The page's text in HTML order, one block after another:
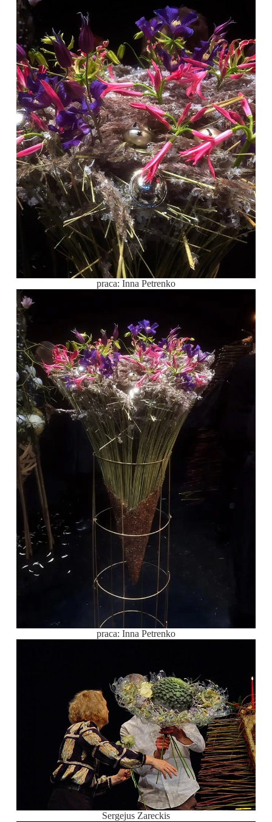
praca: Inna Petrenko
praca: Inna Petrenko
Sergejus Zareckis